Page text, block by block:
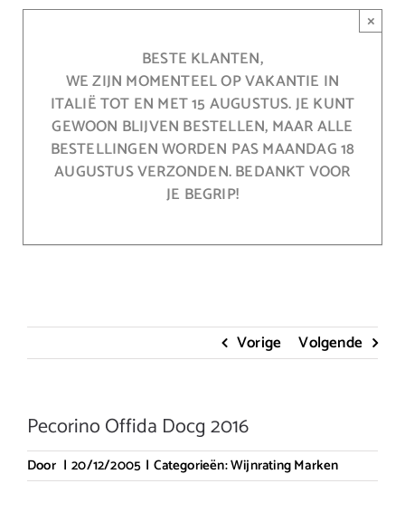
BESTE KLANTEN,
WE ZIJN MOMENTEEL OP VAKANTIE IN
ITALIË TOT EN MET 15 AUGUSTUS. JE KUNT
GEWOON BLIJVEN BESTELLEN, MAAR ALLE
BESTELLINGEN WORDEN PAS MAANDAG 18
AUGUSTUS VERZONDEN. BEDANKT VOOR
JE BEGRIP!
×
Vorige Volgende
Pecorino Offida Docg 2016
Door | 20/12/2005 | Categorieën:Wijnrating Marken